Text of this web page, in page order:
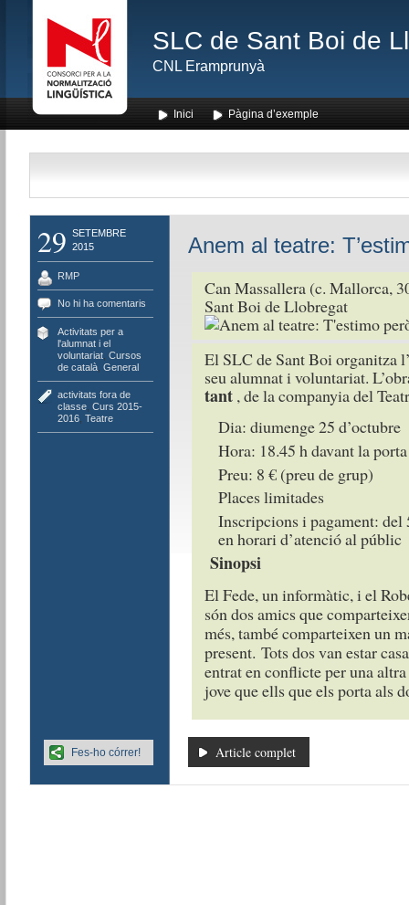
SLC de Sant Boi de
CNL Eramprunyà
Inici Pàgina d’exemple
29 SETEMBRE
2015
RMP
No hi ha comentaris
Activitats per a
l'alumnat i el
voluntariat, Cursos
de català, General
activitats fora de
classe, Curs 2015-
2016, Teatre
Anem al teatre:
Can Massallera (c. Mallorca,
Sant Boi de Llobregat
El SLC de Sant Boi organitza
seu alumnat i voluntariat.
tant, de la companyia del
Dia: diumenge 25 d’octubre
Hora: 18.45 h davant la
Preu: 8 € (preu de grup)
Places limitades
Inscripcions i pagament: del
en horari d’atenció al públic
Sinopsi
El Fede, un informàtic, i el
són dos amics que
més, també comparteixen un
present. Tots dos van estar
entrat en conflicte per una
jove que ells que els porta als
Article complet
Fes-ho córrer!